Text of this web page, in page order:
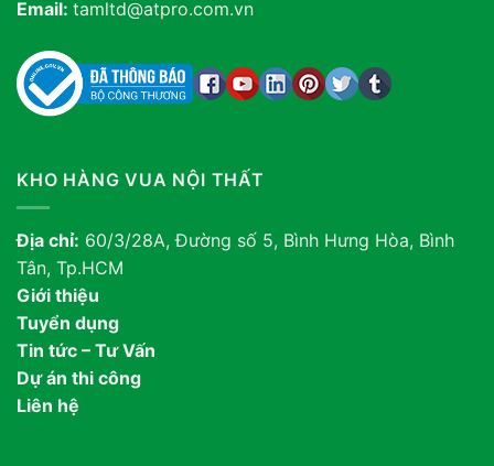
Email: tamltd@atpro.com.vn
KHO HÀNG VUA NỘI THẤT
Địa chỉ: 60/3/28A, Đường số 5, Bình Hưng Hòa, Bình
Tân, Tp.HCM
Giới thiệu
Tuyển dụng
Tin tức – Tư Vấn
Dự án thi công
Liên hệ